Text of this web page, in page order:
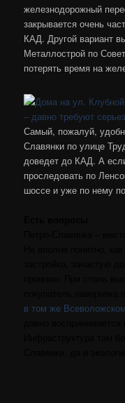
железнодорожный
закрывается очень
КАД. Другой вариант
Металлострой по
потерять время на
Самый, пожалуй,
Славянки по улице
доведет до КАД. А
проследовать по
шоссе и уже по нему
в том же